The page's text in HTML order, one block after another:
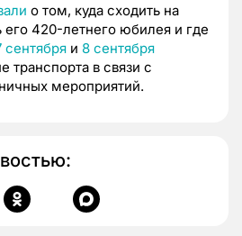
о том, куда сходить на
его 420-летнего юбилея и где
сентября и 8 сентября
транспорта в связи с
мероприятий.